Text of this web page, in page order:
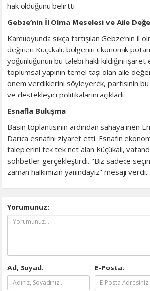
hak olduğunu belirtti.
Gebze’nin İl Olma Meselesi ve Aile
Kamuoyunda sıkça tartışılan Gebze’nin il
değinen Küçükali, bölgenin ekonomik
yoğunluğunun bu talebi haklı kıldığını işaret
toplumsal yapının temel taşı olan aile
önem verdiklerini söyleyerek, partisinin bu
ve destekleyici politikalarını açıkladı.
Esnafla Buluşma
Basın toplantısının ardından sahaya inen
Darıca esnafını ziyaret etti. Esnafın
taleplerini tek tek not alan Küçükali,
sohbetler gerçekleştirdi. "Biz sadece
zaman halkımızın yanındayız" mesajı verdi.
Yorumunuz:
Ad, Soyad: E-Posta: